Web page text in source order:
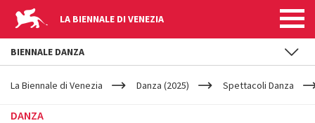
LA BIENNALE DI VENEZIA
YOUR
ARE
La Biennale di Venezia Danza (2025) Spettacoli Danza
DANZA
BIENNALE DANZA